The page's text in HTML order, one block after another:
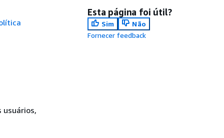
usuários,
Esta página foi útil?
Sim
Não
Fornecer feedback